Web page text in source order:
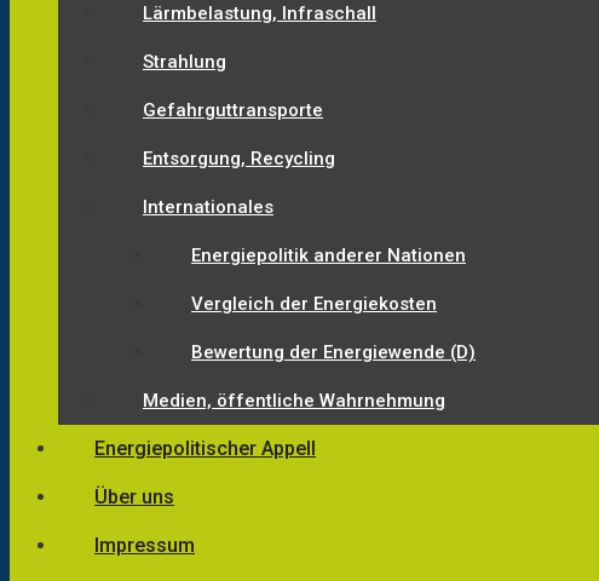
Lärmbelastung, Infraschall
Strahlung
Gefahrguttransporte
Entsorgung, Recycling
Internationales
Energiepolitik anderer Nationen
Vergleich der Energiekosten
Bewertung der Energiewende (D)
Medien, öffentliche Wahrnehmung
Energiepolitischer Appell
Über uns
Impressum